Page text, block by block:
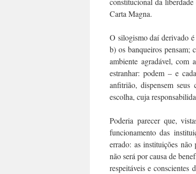
Carta Magna.
O silogismo daí derivado é
b) os banqueiros pensam;
ambiente agradável, com
estranhar: podem – e
anfitrião, dispensem seus
escolha, cuja
Poderia parecer que,
funcionamento das
errado: as instituições
não será por causa de
respeitáveis e conscientes